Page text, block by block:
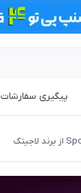
پیگیری سفارشات